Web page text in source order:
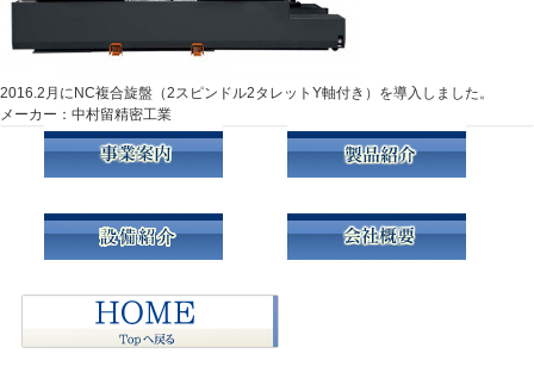
2016.2月にNC複合旋盤（2スピンドル2タレットY軸付き）を導入しました。
メーカー：中村留精密工業